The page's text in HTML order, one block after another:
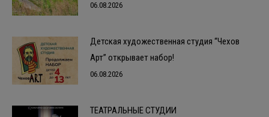
06.08.2026
Детская художественная студия “Чехов
Арт” открывает набор!
06.08.2026
ТЕАТРАЛЬНЫЕ СТУДИИ